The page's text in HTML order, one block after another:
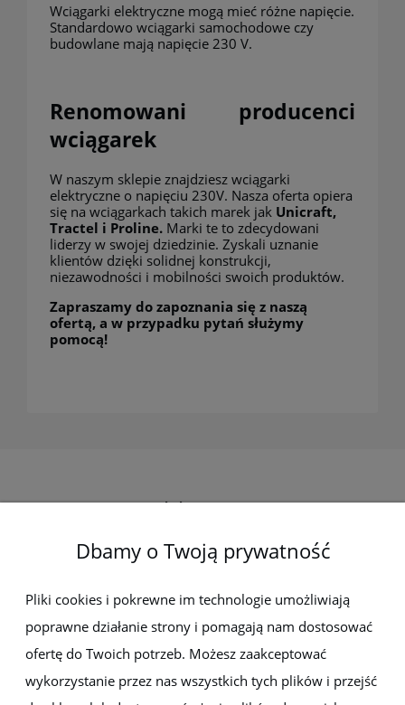
Wciągarki elektryczne mogą mieć różne napięcie.
Standardowo wciągarki samochodowe czy
budowlane mają napięcie 230 V.
Renomowani producenci
wciągarek
W naszym sklepie znajdziesz wciągarki
elektryczne o napięciu 230V. Nasza oferta opiera
się na wciągarkach takich marek jak Unicraft,
Tractel i Proline. Marki te to zdecydowani
liderzy w swojej dziedzinie. Zyskali uznanie
klientów dzięki solidnej konstrukcji,
niezawodności i mobilności swoich produktów.
Zapraszamy do zapoznania się z naszą
ofertą, a w przypadku pytań służymy
pomocą!
Elektro-met
Pomoc
Dostawa i płatności
Moje konto
Gwarancja i zwroty
Dbamy o Twoją prywatność
Pliki cookies i pokrewne im technologie umożliwiają
poprawne działanie strony i pomagają nam dostosować
ofertę do Twoich potrzeb. Możesz zaakceptować
wykorzystanie przez nas wszystkich tych plików i przejść